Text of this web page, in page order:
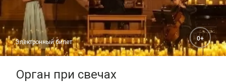
Орган при свечах
Электронный билет 0+